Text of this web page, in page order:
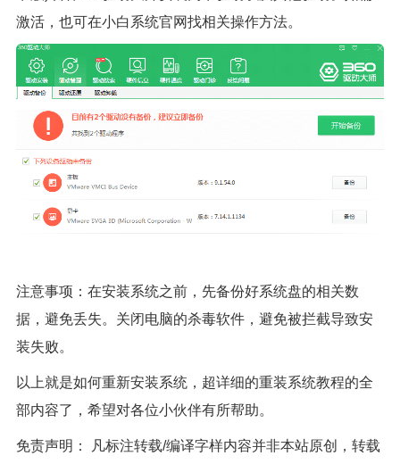
激活，也可在小白系统官网找相关操作方法。
注意事项：在安装系统之前，先备份好系统盘的相关数
据，避免丢失。关闭电脑的杀毒软件，避免被拦截导致安
装失败。
以上就是如何重新安装系统，超详细的重装系统教程的全
部内容了，希望对各位小伙伴有所帮助。
免责声明： 凡标注转载/编译字样内容并非本站原创，转载